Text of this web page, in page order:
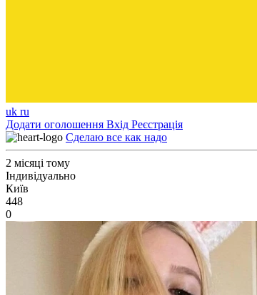
uk ru
Додати оголошення Вхід Реєстрація
Сделаю все как надо
2 місяці тому
Індивідуально
Київ
448
0